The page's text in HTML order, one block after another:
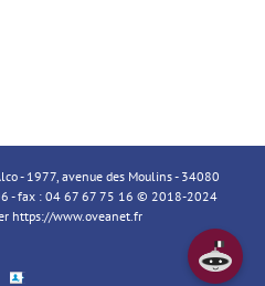
- 1977, avenue des Moulins - 34080
- fax : 04 67 67 75 16 © 2018-2024
https://www.oveanet.fr
Espace